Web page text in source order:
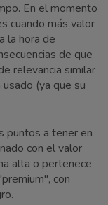
En el momento
cuando más valor
la hora de
de que
relevancia similar
(ya que su
puntos a tener en
con el valor
alta o pertenece
con